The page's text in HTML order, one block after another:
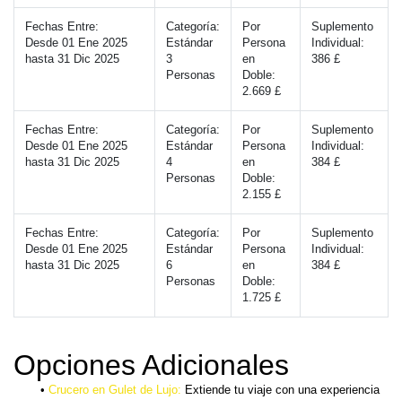
Fechas Entre:
Desde 01 Ene 2025
hasta 31 Dic 2025
Categoría:
Estándar
3
Personas
Por
Persona
en
Doble:
2.669 £
Suplemento
Individual:
386 £
Fechas Entre:
Desde 01 Ene 2025
hasta 31 Dic 2025
Categoría:
Estándar
4
Personas
Por
Persona
en
Doble:
2.155 £
Suplemento
Individual:
384 £
Fechas Entre:
Desde 01 Ene 2025
hasta 31 Dic 2025
Categoría:
Estándar
6
Personas
Por
Persona
en
Doble:
1.725 £
Suplemento
Individual:
384 £
Opciones Adicionales
Crucero en Gulet de Lujo: Extiende tu viaje con una experiencia